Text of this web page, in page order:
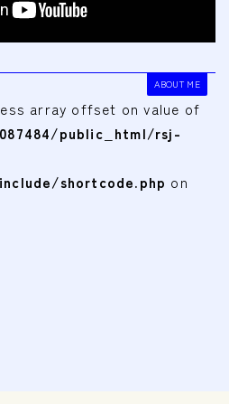
ABOUT ME
array offset on value of
public_html/rsj-
shortcode.php on